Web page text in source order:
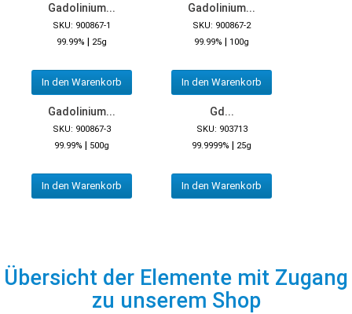
Gadolinium...
SKU: 900867-1
99.99% | 25g
In den Warenkorb
Gadolinium...
SKU: 900867-2
99.99% | 100g
In den Warenkorb
Gadolinium...
SKU: 900867-3
99.99% | 500g
In den Warenkorb
Gd...
SKU: 903713
99.9999% | 25g
In den Warenkorb
Übersicht der Elemente mit Zugang
zu unserem Shop